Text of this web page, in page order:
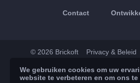
Contact
© 2026 Brickoft Privacy & Beleid
App Store
We gebruiken cookies om uw
website te verbeteren en om ons te